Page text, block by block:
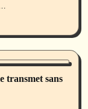
transmet sans